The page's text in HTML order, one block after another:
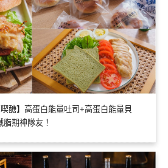
醣】高蛋白能量吐司+高蛋白能量貝
期神隊友！